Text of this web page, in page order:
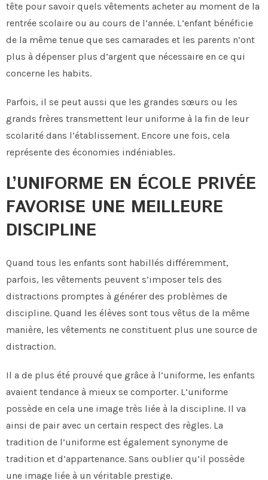
tête pour savoir quels vêtements acheter au moment de la
rentrée scolaire ou au cours de l’année. L’enfant bénéficie
de la même tenue que ses camarades et les parents n’ont
plus à dépenser plus d’argent que nécessaire en ce qui
concerne les habits.
Parfois, il se peut aussi que les grandes sœurs ou les
grands frères transmettent leur uniforme à la fin de leur
scolarité dans l’établissement. Encore une fois, cela
représente des économies indéniables.
L’UNIFORME EN ÉCOLE PRIVÉE
FAVORISE UNE MEILLEURE
DISCIPLINE
Quand tous les enfants sont habillés différemment,
parfois, les vêtements peuvent s’imposer tels des
distractions promptes à générer des problèmes de
discipline. Quand les élèves sont tous vêtus de la même
manière, les vêtements ne constituent plus une source de
distraction.
Il a de plus été prouvé que grâce à l’uniforme, les enfants
avaient tendance à mieux se comporter. L’uniforme
possède en cela une image très liée à la discipline. Il va
ainsi de pair avec un certain respect des règles. La
tradition de l’uniforme est également synonyme de
tradition et d’appartenance. Sans oublier qu’il possède
une image liée à un véritable prestige.